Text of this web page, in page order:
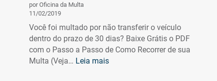
por Oficina da Multa
11/02/2019
Você foi multado por não transferir o veículo
dentro do prazo de 30 dias? Baixe Grátis o PDF
com o Passo a Passo de Como Recorrer de sua
Multa (Veja… Leia mais: